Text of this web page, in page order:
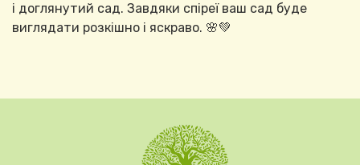
і доглянутий сад. Завдяки спіреї ваш сад буде
виглядати розкішно і яскраво. 🌸💚